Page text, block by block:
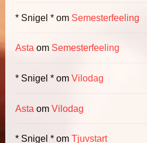
* Snigel * om Semesterfeeling
Asta om Semesterfeeling
* Snigel * omVilodag
Asta omVilodag
* Snigel * omTjuvstart